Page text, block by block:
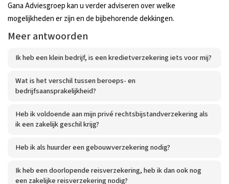
Gana Adviesgroep kan u verder adviseren over welke
mogelijkheden er zijn en de bijbehorende dekkingen.
Meer antwoorden
Ik heb een klein bedrijf, is een kredietverzekering iets voor mij?
Wat is het verschil tussen beroeps- en
bedrijfsaansprakelijkheid?
Heb ik voldoende aan mijn privé rechtsbijstandverzekering als
ik een zakelijk geschil krijg?
Heb ik als huurder een gebouwverzekering nodig?
Ik heb een doorlopende reisverzekering, heb ik dan ook nog
een zakelijke reisverzekering nodig?